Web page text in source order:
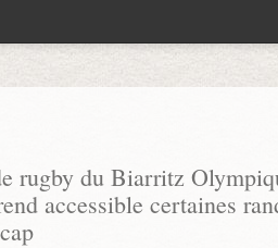
rugby du Biarritz
accessible certaines